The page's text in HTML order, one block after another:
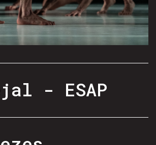
- ESAP